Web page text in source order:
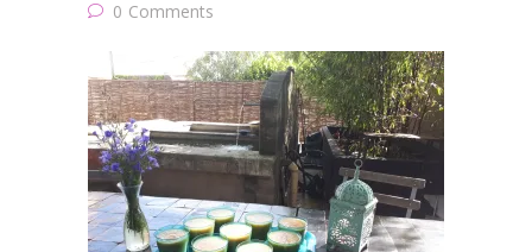
0 Comments